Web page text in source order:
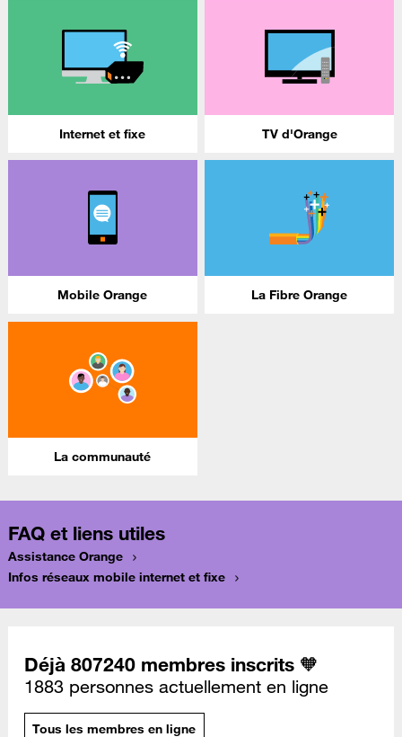
Internet et fixe TV d'Orange
Mobile Orange La Fibre Orange
La communauté
FAQ et liens utiles
Assistance Orange
Infos réseaux mobile internet et fixe
Déjà 807240 membres inscrits 🧡
1883 personnes actuellement en ligne
Tous les membres en ligne